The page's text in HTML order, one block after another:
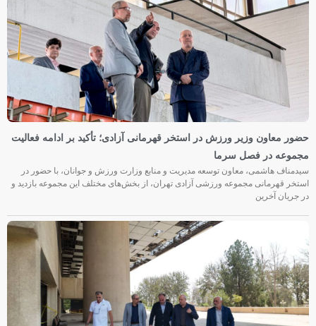
حضور معاون وزیر ورزش در استخر قهرمانی آزادی؛ تأکید بر ادامه فعالیت
مجموعه در فصل سرما
سیدمناف هاشمی، معاون توسعه مدیریت و منابع وزارت ورزش و جوانان، با حضور در
استخر قهرمانی مجموعه ورزشی آزادی تهران، از بخش‌های مختلف این مجموعه بازدید و
در جریان آخرین